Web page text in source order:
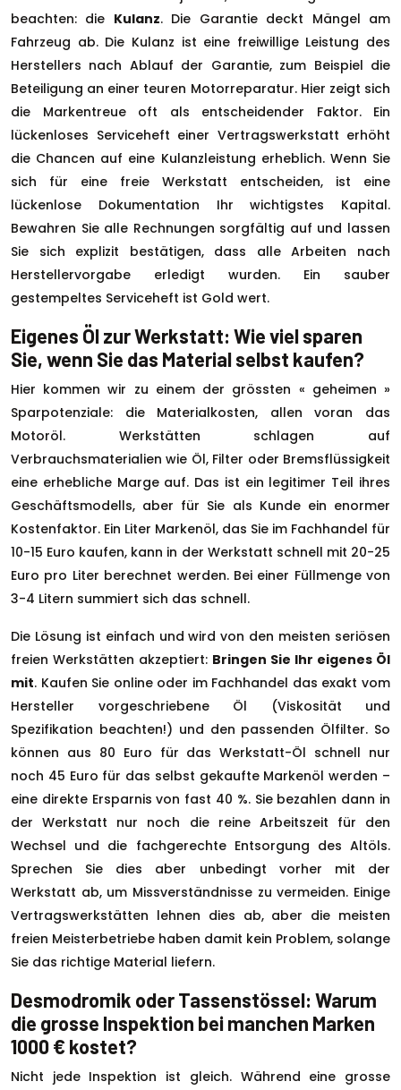
beachten: die Kulanz. Die Garantie deckt Mängel am
Fahrzeug ab. Die Kulanz ist eine freiwillige Leistung des
Herstellers nach Ablauf der Garantie, zum Beispiel die
Beteiligung an einer teuren Motorreparatur. Hier zeigt sich
die Markentreue oft als entscheidender Faktor. Ein
lückenloses Serviceheft einer Vertragswerkstatt erhöht
die Chancen auf eine Kulanzleistung erheblich. Wenn Sie
sich für eine freie Werkstatt entscheiden, ist eine
lückenlose Dokumentation Ihr wichtigstes Kapital.
Bewahren Sie alle Rechnungen sorgfältig auf und lassen
Sie sich explizit bestätigen, dass alle Arbeiten nach
Herstellervorgabe erledigt wurden. Ein sauber
gestempeltes Serviceheft ist Gold wert.
Eigenes Öl zur Werkstatt: Wie viel sparen
Sie, wenn Sie das Material selbst kaufen?
Hier kommen wir zu einem der grössten « geheimen »
Sparpotenziale: die Materialkosten, allen voran das
Motoröl. Werkstätten schlagen auf
Verbrauchsmaterialien wie Öl, Filter oder Bremsflüssigkeit
eine erhebliche Marge auf. Das ist ein legitimer Teil ihres
Geschäftsmodells, aber für Sie als Kunde ein enormer
Kostenfaktor. Ein Liter Markenöl, das Sie im Fachhandel für
10-15 Euro kaufen, kann in der Werkstatt schnell mit 20-25
Euro pro Liter berechnet werden. Bei einer Füllmenge von
3-4 Litern summiert sich das schnell.
Die Lösung ist einfach und wird von den meisten seriösen
freien Werkstätten akzeptiert: Bringen Sie Ihr eigenes Öl
mit. Kaufen Sie online oder im Fachhandel das exakt vom
Hersteller vorgeschriebene Öl (Viskosität und
Spezifikation beachten!) und den passenden Ölfilter. So
können aus 80 Euro für das Werkstatt-Öl schnell nur
noch 45 Euro für das selbst gekaufte Markenöl werden –
eine direkte Ersparnis von fast 40 %. Sie bezahlen dann in
der Werkstatt nur noch die reine Arbeitszeit für den
Wechsel und die fachgerechte Entsorgung des Altöls.
Sprechen Sie dies aber unbedingt vorher mit der
Werkstatt ab, um Missverständnisse zu vermeiden. Einige
Vertragswerkstätten lehnen dies ab, aber die meisten
freien Meisterbetriebe haben damit kein Problem, solange
Sie das richtige Material liefern.
Desmodromik oder Tassenstössel: Warum
die grosse Inspektion bei manchen Marken
1000 € kostet?
Nicht jede Inspektion ist gleich. Während eine grosse